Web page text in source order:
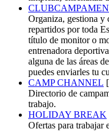
Organiza, gestiona y
repartidos por toda
título de monitor o
entrenadora
alguna de las áreas
puedes enviarles tu
CAMP CHANNEL
Directorio de
trabajo.
HOLIDAY BREAK
Ofertas para trabajar